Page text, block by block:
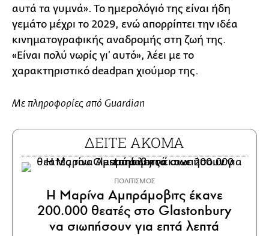
αυτά τα γυμνά». Το ημερολόγιό της είναι ήδη
γεμάτο μέχρι το 2029, ενώ απορρίπτει την ιδέα
κινηματογραφικής αναδρομής στη ζωή της.
«Είναι πολύ νωρίς γι’ αυτό», λέει με το
χαρακτηριστικό deadpan χιούμορ της.
Με πληροφορίες από Guardian
ΔΕΙΤΕ ΑΚΟΜΑ
ΠΟΛΙΤΙΣΜΟΣ
Η Μαρίνα Αμπράμοβιτς έκανε
200.000 θεατές στο Glastonbury
να σιωπήσoυν για επτά λεπτά